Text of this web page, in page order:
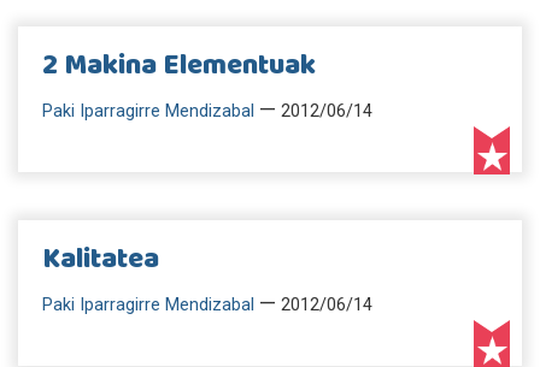
2 Makina Elementuak
Paki Iparragirre Mendizabal — 2012/06/14
Kalitatea
Paki Iparragirre Mendizabal — 2012/06/14